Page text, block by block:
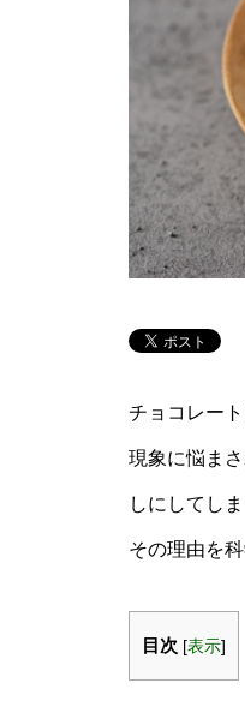
チョコレー
現象に悩ま
しにしてし
その理由を
目次 [表示]